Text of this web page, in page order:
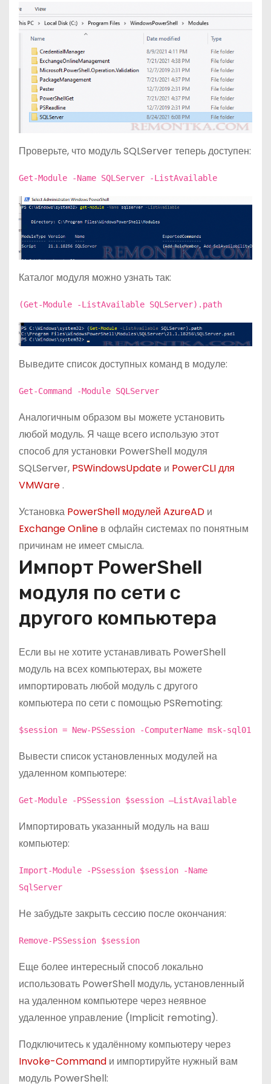
Проверьте, что модуль SQLServer теперь доступен:
Get-Module -Name SQLServer -ListAvailable
Каталог модуля можно узнать так:
(Get-Module -ListAvailable SQLServer).path
Выведите список доступных команд в модуле:
Get-Command -Module SQLServer
Аналогичным образом вы можете установить
любой модуль. Я чаще всего использую этот
способ для установки PowerShell модуля
SQLServer, PSWindowsUpdate и PowerCLI для
VMWare.
Установка PowerShell модулей AzureAD и
Exchange Online в офлайн системах по понятным
причинам не имеет смысла.
Импорт PowerShell
модуля по сети с
другого компьютера
Если вы не хотите устанавливать PowerShell
модуль на всех компьютерах, вы можете
импортировать любой модуль с другого
компьютера по сети с помощью PSRemoting:
$session = New-PSSession -ComputerName msk-sql01
Вывести список установленных модулей на
удаленном компьютере:
Get-Module -PSSession $session –ListAvailable
Импортировать указанный модуль на ваш
компьютер:
Import-Module -PSsession $session -Name
SqlServer
Не забудьте закрыть сессию после окончания:
Remove-PSSession $session
Еще более интересный способ локально
использовать PowerShell модуль, установленный
на удаленном компьютере через неявное
удаленное управление (Implicit remoting).
Подключитесь к удалённому компьютеру через
Invoke-Command и импортируйте нужный вам
модуль PowerShell: